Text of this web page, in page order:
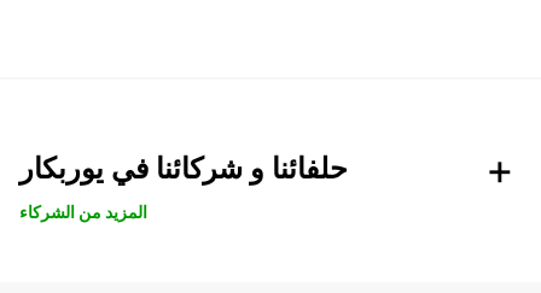
حلفائنا و شركائنا في يوربكار
المزيد من الشركاء